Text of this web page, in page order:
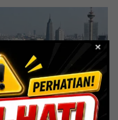
Stadium (FIBA)